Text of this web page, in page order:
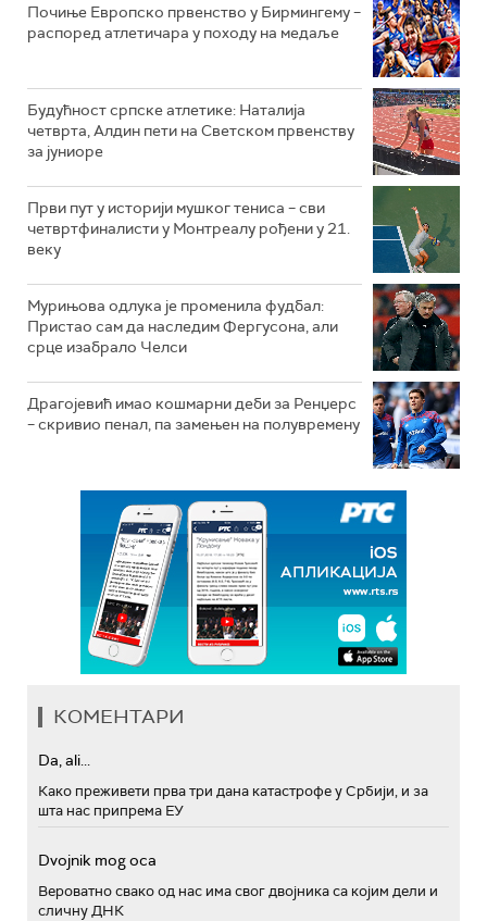
Почиње Европско првенство у Бирмингему –
распоред атлетичара у походу на медаље
Будућност српске атлетике: Наталија
четврта, Алдин пети на Светском првенству
за јуниоре
Први пут у историји мушког тениса – сви
четвртфиналисти у Монтреалу рођени у 21.
веку
Мурињова одлука је променила фудбал:
Пристао сам да наследим Фергусона, али
срце изабрало Челси
Драгојевић имао кошмарни деби за Ренџерс
– скривио пенал, па замењен на полувремену
КОМЕНТАРИ
Da, ali...
Како преживети прва три дана катастрофе у Србији, и за
шта нас припрема ЕУ
Dvojnik mog oca
Вероватно свако од нас има свог двојника са којим дели и
сличну ДНК